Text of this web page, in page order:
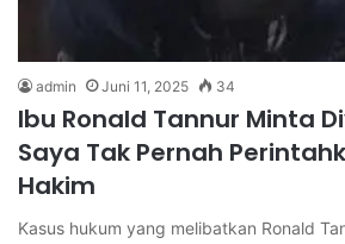
admin Juni 11, 2025 34
Ibu Ronald Tannur Minta
Saya Tak Pernah
Hakim
Kasus hukum yang melibatkan Ronald